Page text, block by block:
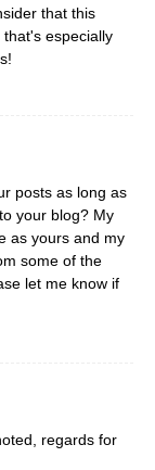
that this
especially
posts as long as
your blog? My
as yours and my
some of the
let me know if
regards for